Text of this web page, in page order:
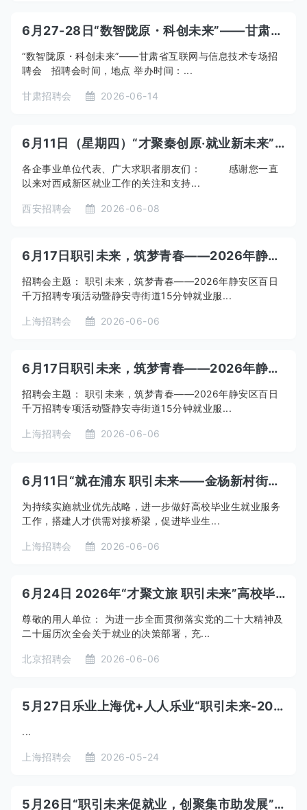
6月27-28日“数智陇原・科创未来”——甘肃省互联网与信息技术专场招聘会
“数智陇原・科创未来”——甘肃省互联网与信息技术专场招
聘会 招聘会时间，地点 举办时间：...
甘肃招聘会 2026-06-14
6月11日（星期四）“才聚秦创原·就业新未来”中小企业专场招聘会
各企事业单位代表、广大求职者朋友们： 感谢您一直
以来对西咸新区就业工作的关注和支持...
西安招聘会 2026-06-08
6月17日职引未来，筑梦青春——2026年静安区百日千万招聘专项活动暨静安寺街道15分钟就业服务圈专场招聘活动下午场（线下）
招聘会主题： 职引未来，筑梦青春——2026年静安区百日
千万招聘专项活动暨静安寺街道15分钟就业服...
上海招聘会 2026-06-06
6月17日职引未来，筑梦青春——2026年静安区百日千万招聘专项活动暨静安寺街道15分钟就业服务圈专场招聘活动上午场（线下）
招聘会主题： 职引未来，筑梦青春——2026年静安区百日
千万招聘专项活动暨静安寺街道15分钟就业服...
上海招聘会 2026-06-06
6月11日“就在浦东 职引未来——金杨新村街道2026年“育才拓新 逐梦六月”高校毕业生夏季专场招聘会
为持续实施就业优先战略，进一步做好高校毕业生就业服务
工作，搭建人才供需对接桥梁，促进毕业生...
上海招聘会 2026-06-06
6月24日 2026年“才聚文旅 职引未来”高校毕业生专场双选会
尊敬的用人单位： 为进一步全面贯彻落实党的二十大精神及
二十届历次全会关于就业的决策部署，充...
北京招聘会 2026-06-06
5月27日乐业上海优+人人乐业“职引未来-2026年全国城市联合招聘高校毕业生春季专场活动”闵行区马桥镇专场面试会
...
上海招聘会 2026-05-24
5月26日“职引未来促就业，创聚集市助发展”北站街道综合招聘会暨创业集市活动